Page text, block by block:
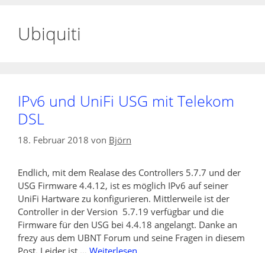
Ubiquiti
IPv6 und UniFi USG mit Telekom
DSL
18. Februar 2018 von Björn
Endlich, mit dem Realase des Controllers 5.7.7 und der
USG Firmware 4.4.12, ist es möglich IPv6 auf seiner
UniFi Hartware zu konfigurieren. Mittlerweile ist der
Controller in der Version 5.7.19 verfügbar und die
Firmware für den USG bei 4.4.18 angelangt. Danke an
frezy aus dem UBNT Forum und seine Fragen in diesem
Post. Leider ist … Weiterlesen